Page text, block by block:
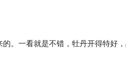
。一看就是不错，牡丹开得特好